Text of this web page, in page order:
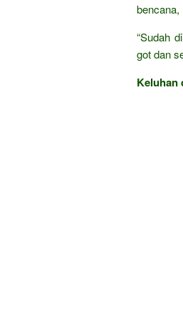
bencana,
“Sudah
got dan
Keluhan